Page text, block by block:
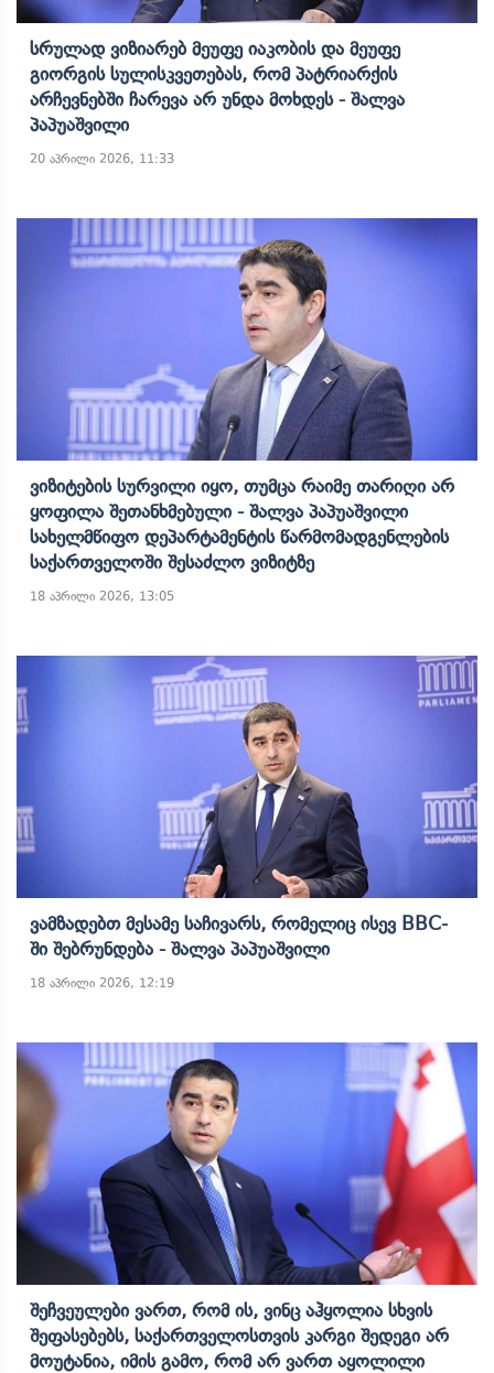
Სრულად Ვიზიარებ Მეუფე Იაკობის Და Მეუფე
Გიორგის Სულისკვეთებას, Რომ Პატრიარქის
Არჩევნებში Ჩარევა Არ Უნდა Მოხდეს - Შალვა
Პაპუაშვილი
20 აპრილი 2026, 11:33
Ვიზიტების Სურვილი Იყო, Თუმცა Რაიმე Თარიღი Არ
Ყოფილა Შეთანხმებული - Შალვა Პაპუაშვილი
Სახელმწიფო Დეპარტამენტის Წარმომადგენლების
Საქართველოში Შესაძლო Ვიზიტზე
18 აპრილი 2026, 13:05
Ვამზადებთ Მესამე Საჩივარს, Რომელიც Ისევ BBC-
Ში Შებრუნდება - Შალვა Პაპუაშვილი
18 აპრილი 2026, 12:19
Შეჩვეულები Ვართ, Რომ Ის, Ვინც Აჰყოლია Სხვის
Შეფასებებს, Საქართველოსთვის Კარგი Შედეგი Არ
Მოუტანია, Იმის Გამო, Რომ Არ Ვართ Აყოლილი